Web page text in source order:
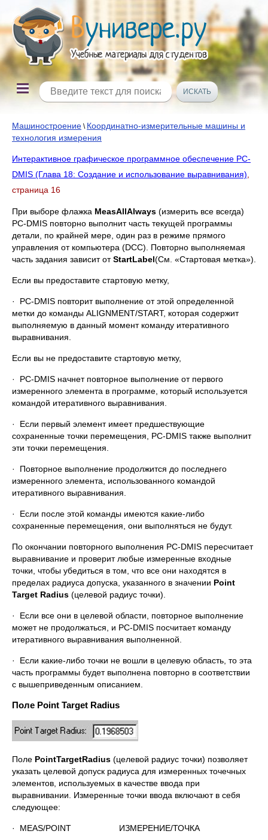
Машиностроение \ Координатно-измерительные машины и
технология измерения
Интерактивное графическое программное обеспечение PC-
DMIS (Глава 18: Создание и использование выравнивания)
страница 16
При выборе флажка MeasAllAlways (измерить все всегда)
PC-DMIS повторно выполнит часть текущей программы
детали, по крайней мере, один раз в режиме прямого
управления от компьютера (DCC). Повторно выполняемая
часть задания зависит отStartLabel(См. «Стартовая метка»).
Если вы предоставите стартовую метку,
· PC-DMIS повторит выполнение от этой определенной
метки до команды ALIGNMENT/START, которая содержит
выполняемую в данный момент команду итеративного
выравнивания.
Если вы не предоставите стартовую метку,
· PC-DMIS начнет повторное выполнение от первого
измеренного элемента в программе, который используется
командой итеративного выравнивания.
· Если первый элемент имеет предшествующие
сохраненные точки перемещения, PC-DMIS также выполнит
эти точки перемещения.
· Повторное выполнение продолжится до последнего
измеренного элемента, использованного командой
итеративного выравнивания.
· Если после этой команды имеются какие-либо
сохраненные перемещения, они выполняться не будут.
По окончании повторного выполнения PC-DMIS пересчитает
выравнивание и проверит любые измеренные входные
точки, чтобы убедиться в том, что все они находятся в
пределах радиуса допуска, указанного в значении Point
Target Radius (целевой радиус точки).
· Если все они в целевой области, повторное выполнение
может не продолжаться, и PC-DMIS посчитает команду
итеративного выравнивания выполненной.
· Если какие-либо точки не вошли в целевую область, то эта
часть программы будет выполнена повторно в соответствии
с вышеприведенным описанием.
Поле Point Target Radius
Поле PointTargetRadius (целевой радиус точки) позволяет
указать целевой допуск радиуса для измеренных точечных
элементов, используемых в качестве ввода при
выравнивании. Измеренные точки ввода включают в себя
следующее:
· MEAS/POINT ИЗМЕРЕНИЕ/ТОЧКА